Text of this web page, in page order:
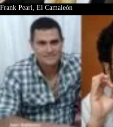
Frank Pearl, El Camaleón